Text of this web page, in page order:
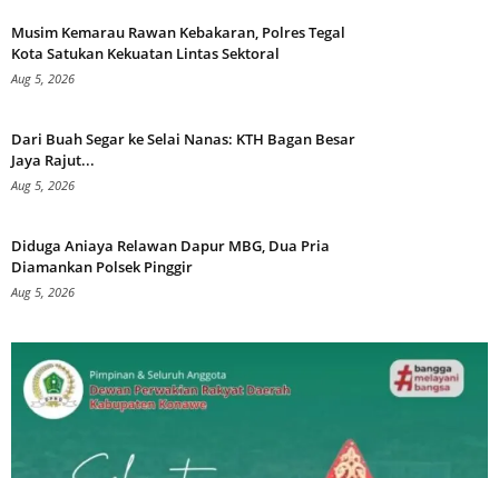
Musim Kemarau Rawan Kebakaran, Polres Tegal
Kota Satukan Kekuatan Lintas Sektoral
Aug 5, 2026
Dari Buah Segar ke Selai Nanas: KTH Bagan Besar
Jaya Rajut...
Aug 5, 2026
Diduga Aniaya Relawan Dapur MBG, Dua Pria
Diamankan Polsek Pinggir
Aug 5, 2026